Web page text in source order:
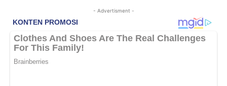
- Advertisment -